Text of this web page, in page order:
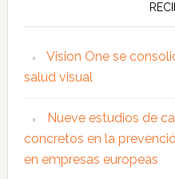
Vision One se
salud visual
Nueve estudios de
concretos en la
en empresas europeas